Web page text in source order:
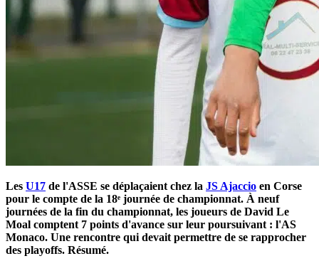
Les U17 de l'ASSE se déplaçaient chez la JS Ajaccio en Corse
pour le compte de la 18ᵉ journée de championnat. À neuf
journées de la fin du championnat, les joueurs de David Le
Moal comptent 7 points d'avance sur leur poursuivant : l'AS
Monaco. Une rencontre qui devait permettre de se rapprocher
des playoffs. Résumé.